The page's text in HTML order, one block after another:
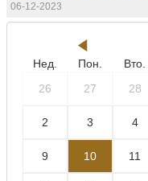
06-12-2023
Нед.
Пон. Вто.
26
27 28
2 3 4
9 10 11